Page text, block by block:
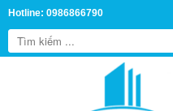
Hotline: 0986866790